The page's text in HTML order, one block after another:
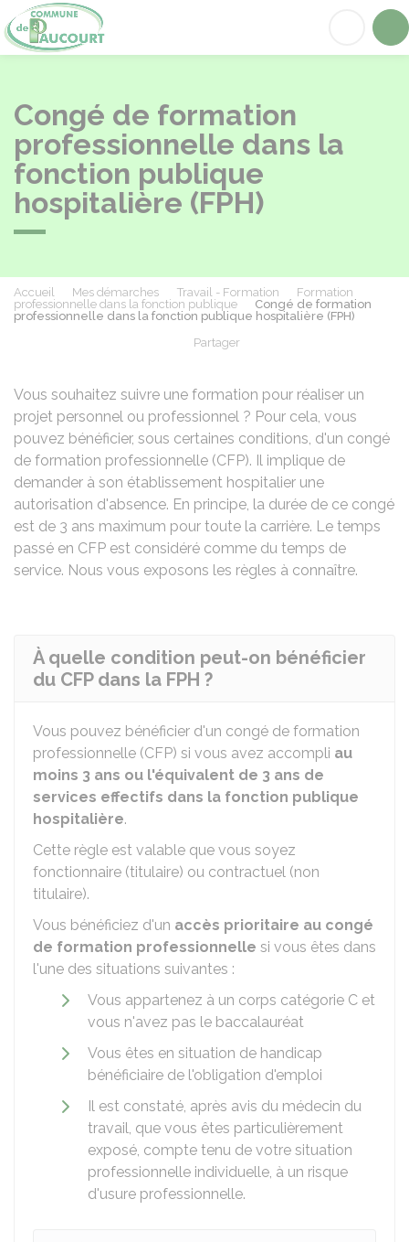
Congé de formation
professionnelle dans la
fonction publique
hospitalière (FPH)
Accueil Mes démarches Travail - Formation
Formation
professionnelle dans la fonction publique
Congé de formation
professionnelle dans la fonction publique hospitalière (FPH)
Partager
Vous souhaitez suivre une formation pour réaliser un
projet personnel ou professionnel ? Pour cela, vous
pouvez bénéficier, sous certaines conditions, d'un congé
de formation professionnelle (CFP). Il implique de
demander à son établissement hospitalier une
autorisation d'absence. En principe, la durée de ce congé
est de 3 ans maximum pour toute la carrière. Le temps
passé en CFP est considéré comme du temps de
service. Nous vous exposons les règles à connaître.
À quelle condition peut-on bénéficier
du CFP dans la FPH ?
Vous pouvez bénéficier d'un congé de formation
professionnelle (CFP) si vous avez accompli au
moins 3 ans ou l'équivalent de 3 ans de
services effectifs dans la fonction publique
hospitalière.
Cette règle est valable que vous soyez
fonctionnaire (titulaire) ou contractuel (non
titulaire).
Vous bénéficiez d'un accès prioritaire au congé
de formation professionnelle si vous êtes dans
l'une des situations suivantes :
Vous appartenez à un corps catégorie C et
vous n'avez pas le baccalauréat
Vous êtes en situation de handicap
bénéficiaire de l'obligation d'emploi
Il est constaté, après avis du médecin du
travail, que vous êtes particulièrement
exposé, compte tenu de votre situation
professionnelle individuelle, à un risque
d'usure professionnelle.